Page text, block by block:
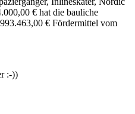
€ hat die bauliche
€ Fördermittel vom
:-))